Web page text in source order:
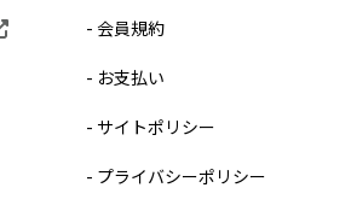
会員規約
お支払い
サイトポリシー
プライバシーポリシー